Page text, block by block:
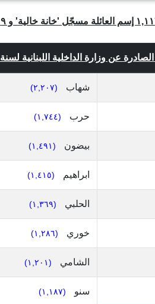
عن وزارة الداخلية اللبنانية لسنة ٢٠١٤
شهاب (٢,٢٠٧)
حرب (١,٧٤٤)
بيضون (١,٤٩١)
ابراهيم (١,٤١٥)
الحلبي (١,٣٦٩)
خوري (١,٢٨٦)
الشامي (١,٢٠١)
سنو (١,١٨٧)